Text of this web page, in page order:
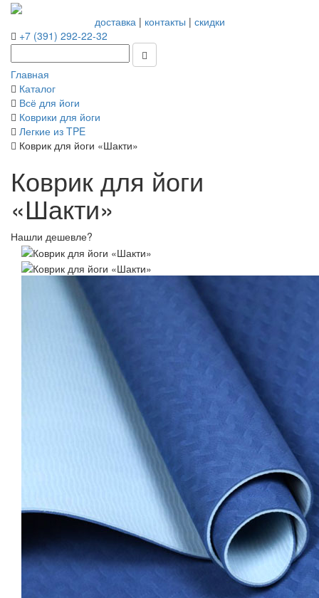
доставка| контакты | скидки
+7 (391) 292-22-32
Главная
Каталог
Всё для йоги
Коврики для йоги
Легкие из TPE
Коврик для йоги «Шакти»
Коврик для йоги
«Шакти»
Нашли дешевле?